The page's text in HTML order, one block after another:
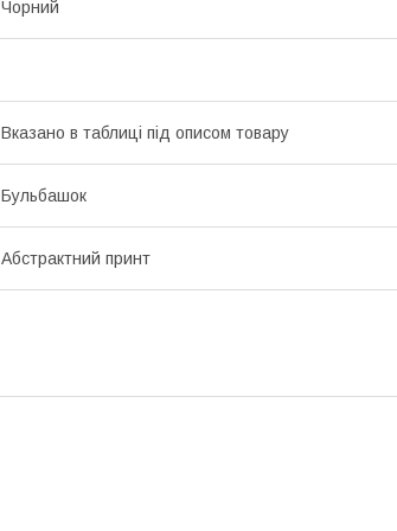
Чорний
Вказано в таблиці під описом товару
Бульбашок
Абстрактний принт